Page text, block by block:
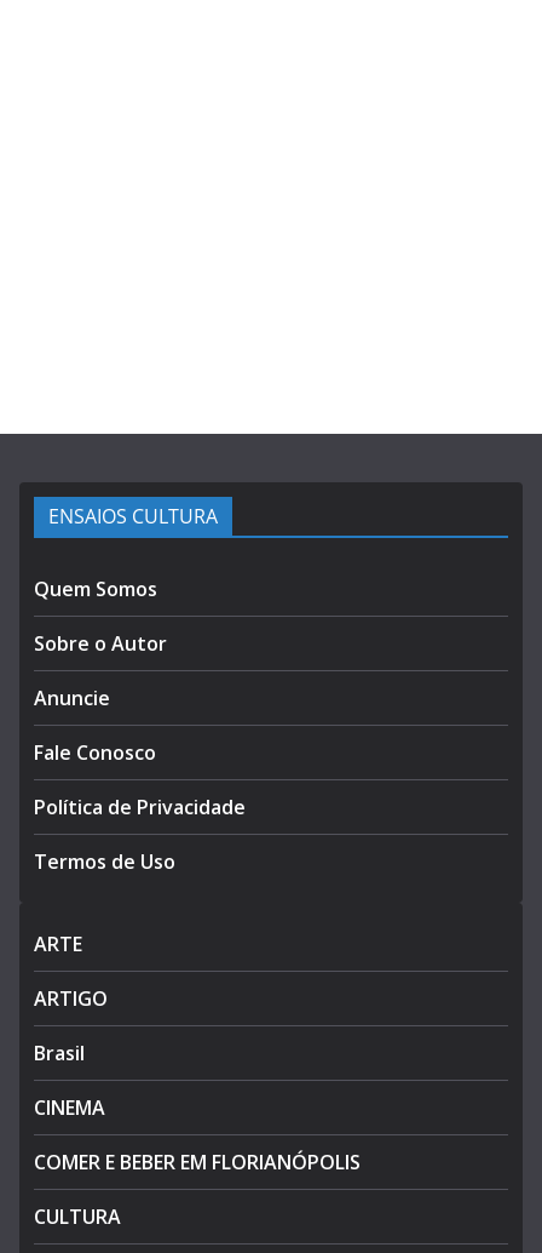
ENSAIOS CULTURA
Quem Somos
Sobre o Autor
Anuncie
Fale Conosco
Política de Privacidade
Termos de Uso
ARTE
ARTIGO
Brasil
CINEMA
COMER E BEBER EM FLORIANÓPOLIS
CULTURA